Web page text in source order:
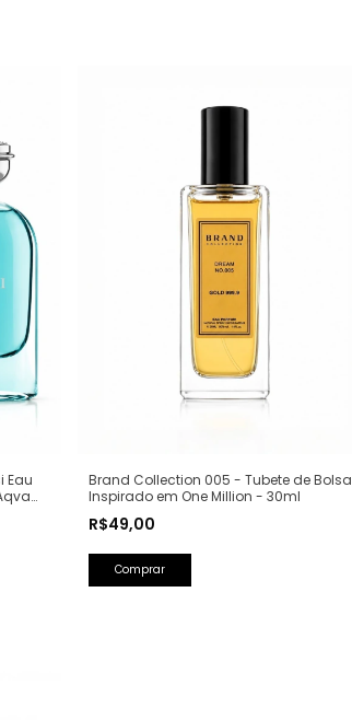
Eau
Brand Collection 005 - Tubete de Bolsa
Inspirado em One Million - 30ml
R$49,00